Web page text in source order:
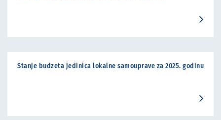
Stanje budzeta jedinica lokalne samouprave za 2025. godinu